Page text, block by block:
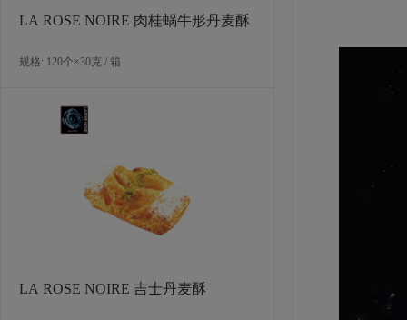
LA ROSE NOIRE 肉桂蜗牛形丹麦酥
规格: 120个×30克 / 箱
LA ROSE NOIRE 吉士丹麦酥